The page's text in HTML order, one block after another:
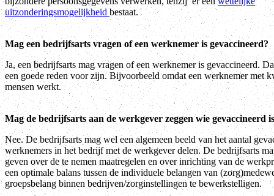
uitzonderingsmogelijkheid bestaat.
Mag een bedrijfsarts vragen of een werknemer is gevaccineerd?
Ja, een bedrijfsarts mag vragen of een werknemer is gevaccineerd.
een goede reden voor zijn. Bijvoorbeeld omdat een werknemer met
mensen werkt.
Mag de bedrijfsarts aan de werkgever zeggen wie gevaccineerd
Nee. De bedrijfsarts mag wel een algemeen beeld van het aantal
werknemers in het bedrijf met de werkgever delen. De bedrijfsarts
geven over de te nemen maatregelen en over inrichting van de
een optimale balans tussen de individuele belangen van
groepsbelang binnen bedrijven/zorginstellingen te bewerkstelligen.